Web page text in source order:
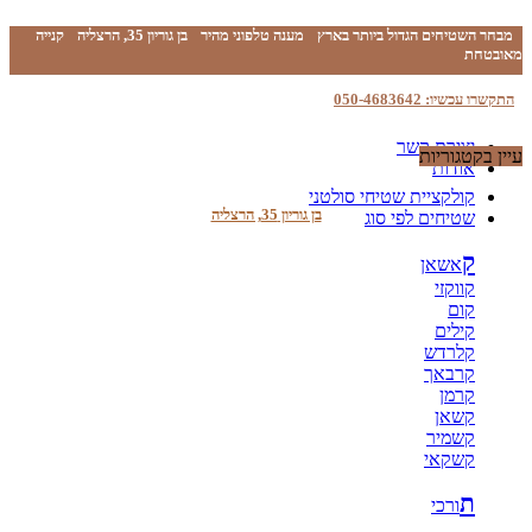
מבחר השטיחים הגדול ביותר בארץ מענה טלפוני מהיר בן גוריון 35, הרצליה
קנייה
מאובטחת
התקשרו עכשיו: 050-4683642
יצירת קשר
אודות
בן גוריון 35, הרצליה
עיין בקטגוריות
קולקציית שטיחי סולטני
שטיחים לפי סוג
קאשאן
קווקזי
קום
קילים
קלרדש
קרבאך
קרמן
קשאן
קשמיר
קשקאי
תורכי